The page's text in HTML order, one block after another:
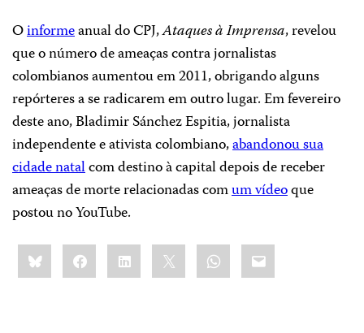
Oinformeanual do CPJ,Ataques à Imprensa, revelou
que o número de ameaças contra jornalistas
colombianos aumentou em 2011, obrigando alguns
repórteres a se radicarem em outro lugar. Em fevereiro
deste ano, Bladimir Sánchez Espitia, jornalista
independente e ativista colombiano,abandonou sua
cidade natalcom destino à capital depois de receber
ameaças de morte relacionadas comum vídeoque
postou no YouTube.
Share
this:BlueskyFacebookLinkedIn WhatsApp
Email